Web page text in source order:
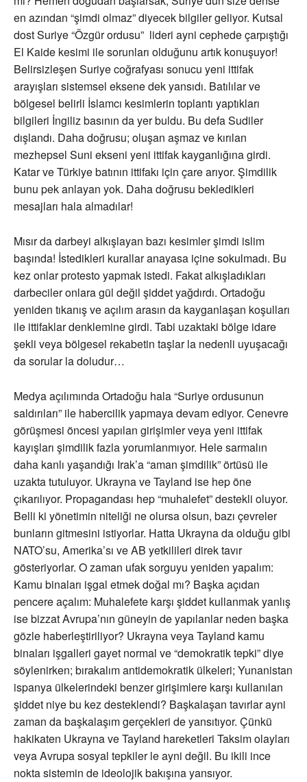
en azından “şimdi olmaz” diyecek bilgiler geliyor. Kutsal
dost Suriye “Özgür ordusu” lideri ayni cephede çarpıştığı
El Kaide kesimi ile sorunları olduğunu artık konuşuyor!
Belirsizleşen Suriye coğrafyası sonucu yeni ittifak
arayışları sistemsel eksene dek yansıdı. Batılılar ve
bölgesel belirli İslamcı kesimlerin toplantı yaptıkları
bilgileri İngiliz basının da yer buldu. Bu defa Sudiler
dışlandı. Daha doğrusu; oluşan aşmaz ve kırılan
mezhepsel Suni ekseni yeni ittifak kayganlığına girdi.
Katar ve Türkiye batının ittifakı için çare arıyor. Şimdilik
bunu pek anlayan yok. Daha doğrusu bekledikleri
mesajları hala almadılar!
Mısır da darbeyi alkışlayan bazı kesimler şimdi islim
başında! İstedikleri kurallar anayasa içine sokulmadı. Bu
kez onlar protesto yapmak istedi. Fakat alkışladıkları
darbeciler onlara gül değil şiddet yağdırdı. Ortadoğu
yeniden tıkanış ve açılım arasın da kayganlaşan koşulları
ile ittifaklar denklemine girdi. Tabi uzaktaki bölge idare
şekli veya bölgesel rekabetin taşlar la nedenli uyuşacağı
da sorular la doludur…
Medya açılımında Ortadoğu hala “Suriye ordusunun
saldırıları” ile habercilik yapmaya devam ediyor. Cenevre
görüşmesi öncesi yapılan girişimler veya yeni ittifak
kayışları şimdilik fazla yorumlanmıyor. Hele sarmalın
daha kanlı yaşandığı Irak’a “aman şimdilik” örtüsü ile
uzakta tutuluyor. Ukrayna ve Tayland ise hep öne
çıkarılıyor. Propagandası hep “muhalefet” destekli oluyor.
Belli ki yönetimin niteliği ne olursa olsun, bazı çevreler
bunların gitmesini istiyorlar. Hatta Ukrayna da olduğu gibi
NATO’su, Amerika’sı ve AB yetkilileri direk tavır
gösteriyorlar. O zaman ufak sorguyu yeniden yapalım:
Kamu binaları işgal etmek doğal mı? Başka açıdan
pencere açalım: Muhalefete karşı şiddet kullanmak yanlış
ise bizzat Avrupa’nın güneyin de yapılanlar neden başka
gözle haberleştiriliyor? Ukrayna veya Tayland kamu
binaları işgalleri gayet normal ve “demokratik tepki” diye
söylenirken; bırakalım antidemokratik ülkeleri; Yunanistan
ispanya ülkelerindeki benzer girişimlere karşı kullanılan
şiddet niye bu kez desteklendi? Başkalaşan tavırlar ayni
zaman da başkalaşım gerçekleri de yansıtıyor. Çünkü
hakikaten Ukrayna ve Tayland hareketleri Taksim olayları
veya Avrupa sosyal tepkiler le ayni değil. Bu ikili ince
nokta sistemin de ideolojik bakışına yansıyor.